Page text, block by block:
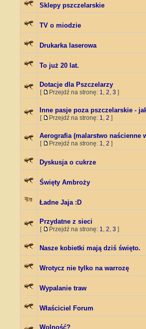
Sklepy pszczelarskie
TV o miodzie
Drukarka laserowa
To już 20 lat.
Dotacje dla Pszczelarzy
[ Przejdź na stronę: 1, 2, 3 ]
Inne pasje poza pszczelarskie -
[ Przejdź na stronę: 1, 2 ]
Aerografia (malarstwo naścienne
[ Przejdź na stronę: 1, 2 ]
Dyskusja o cukrze
Święty Ambroży
Ładne Jaja :D
Przydatne z sieci
[ Przejdź na stronę: 1, 2, 3 ]
Nasze kobietki mają dziś święto.
Wrotycz nie tylko na warrozę
Wypalanie traw
Właściciel Forum
Wolność?